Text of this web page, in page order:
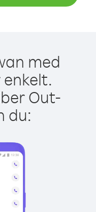
med
Out-
du: